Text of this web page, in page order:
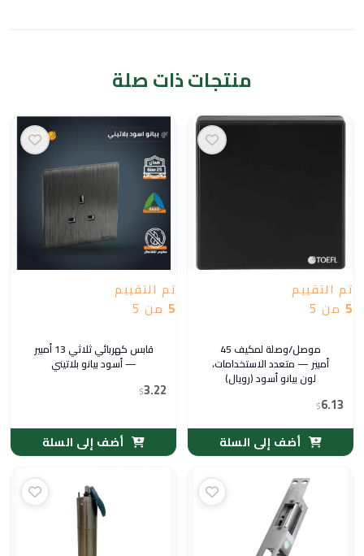
منتجات ذات صلة
تم التقييم
5 من 5
موصل/وصلة لمكيف 45
أمبير — متعدد الاستخدامات،
لون بيانو أسود (رويال)
$6.13
أضف إلى السلة
تم التقييم
5 من 5
قابس كهربائي ثلاثي 13 أمبير
— أسود بيانو بلاتيني
$3.22
أضف إلى السلة